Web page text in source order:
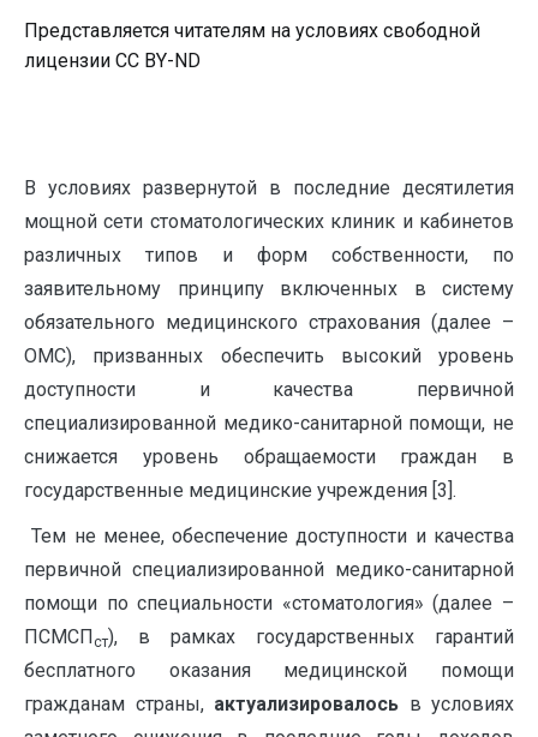
Представляется читателям на условиях свободной
лицензии CC BY-ND
В условиях развернутой в последние десятилетия
мощной сети стоматологических клиник и кабинетов
различных типов и форм собственности, по
заявительному принципу включенных в систему
обязательного медицинского страхования (далее –
ОМС), призванных обеспечить высокий уровень
доступности и качества первичной
специализированной медико-санитарной помощи, не
снижается уровень обращаемости граждан в
государственные медицинские учреждения [3].
Тем не менее, обеспечение доступности и качества
первичной специализированной медико-санитарной
помощи по специальности «стоматология» (далее –
ПСМСПст), в рамках государственных гарантий
бесплатного оказания медицинской помощи
гражданам страны, актуализировалось в условиях